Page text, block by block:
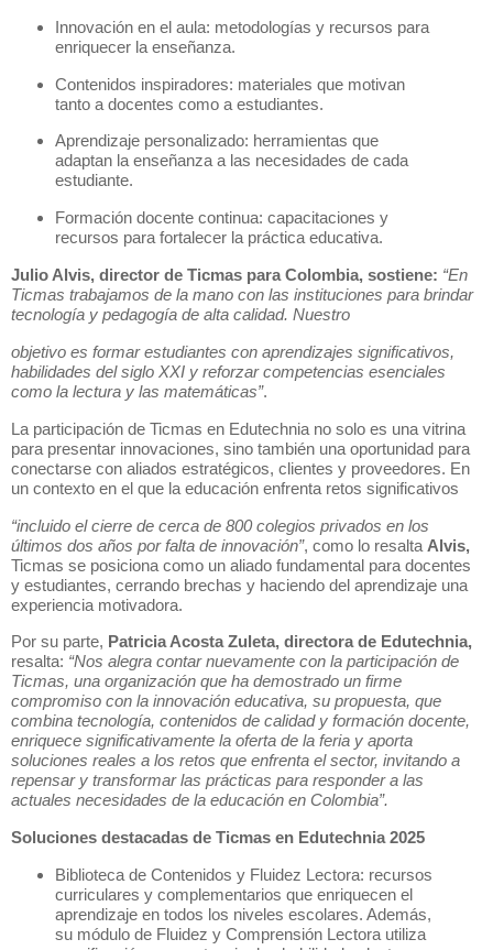
Innovación en el aula: metodologías y recursos para
enriquecer la enseñanza.
Contenidos inspiradores: materiales que motivan
tanto a docentes como a estudiantes.
Aprendizaje personalizado: herramientas que
adaptan la enseñanza a las necesidades de cada
estudiante.
Formación docente continua: capacitaciones y
recursos para fortalecer la práctica educativa.
Julio Alvis, director de Ticmas para Colombia, sostiene: “En
Ticmas trabajamos de la mano con las instituciones para brindar
tecnología y pedagogía de alta calidad. Nuestro
objetivo es formar estudiantes con aprendizajes significativos,
habilidades del siglo XXI y reforzar competencias esenciales
como la lectura y las matemáticas”.
La participación de Ticmas en Edutechnia no solo es una vitrina
para presentar innovaciones, sino también una oportunidad para
conectarse con aliados estratégicos, clientes y proveedores. En
un contexto en el que la educación enfrenta retos significativos
“incluido el cierre de cerca de 800 colegios privados en los
últimos dos años por falta de innovación”, como lo resalta Alvis,
Ticmas se posiciona como un aliado fundamental para docentes
y estudiantes, cerrando brechas y haciendo del aprendizaje una
experiencia motivadora.
Por su parte, Patricia Acosta Zuleta, directora de Edutechnia,
resalta: “Nos alegra contar nuevamente con la participación de
Ticmas, una organización que ha demostrado un firme
compromiso con la innovación educativa, su propuesta, que
combina tecnología, contenidos de calidad y formación docente,
enriquece significativamente la oferta de la feria y aporta
soluciones reales a los retos que enfrenta el sector, invitando a
repensar y transformar las prácticas para responder a las
actuales necesidades de la educación en Colombia”.
Soluciones destacadas de Ticmas en Edutechnia 2025
Biblioteca de Contenidos y Fluidez Lectora: recursos
curriculares y complementarios que enriquecen el
aprendizaje en todos los niveles escolares. Además,
su módulo de Fluidez y Comprensión Lectora utiliza